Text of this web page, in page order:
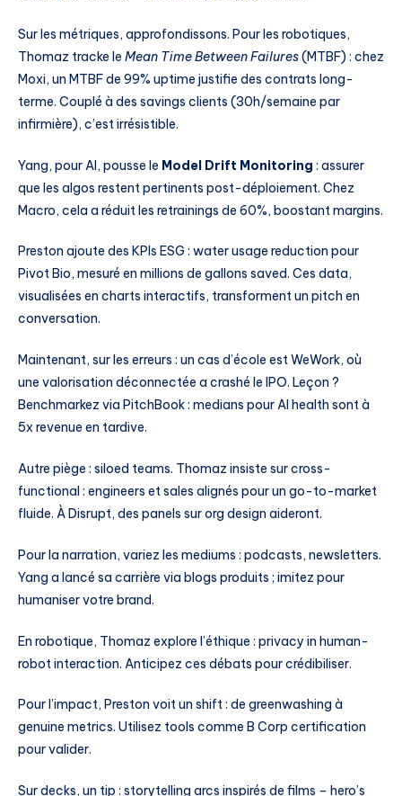
Sur les métriques, approfondissons. Pour les robotiques,
Thomaz tracke le Mean Time Between Failures(MTBF) : chez
Moxi, un MTBF de 99% uptime justifie des contrats long-
terme. Couplé à des savings clients (30h/semaine par
infirmière), c’est irrésistible.
Yang, pour AI, pousse le Model Drift Monitoring : assurer
que les algos restent pertinents post-déploiement. Chez
Macro, cela a réduit les retrainings de 60%, boostant margins.
Preston ajoute des KPIs ESG : water usage reduction pour
Pivot Bio, mesuré en millions de gallons saved. Ces data,
visualisées en charts interactifs, transforment un pitch en
conversation.
Maintenant, sur les erreurs : un cas d’école est WeWork, où
une valorisation déconnectée a crashé le IPO. Leçon ?
Benchmarkez via PitchBook : medians pour AI health sont à
5x revenue en tardive.
Autre piège : siloed teams. Thomaz insiste sur cross-
functional : engineers et sales alignés pour un go-to-market
fluide. À Disrupt, des panels sur org design aideront.
Pour la narration, variez les mediums : podcasts, newsletters.
Yang a lancé sa carrière via blogs produits ; imitez pour
humaniser votre brand.
En robotique, Thomaz explore l’éthique : privacy in human-
robot interaction. Anticipez ces débats pour crédibiliser.
Pour l’impact, Preston voit un shift : de greenwashing à
genuine metrics. Utilisez tools comme B Corp certification
pour valider.
Sur decks, un tip : storytelling arcs inspirés de films – hero’s